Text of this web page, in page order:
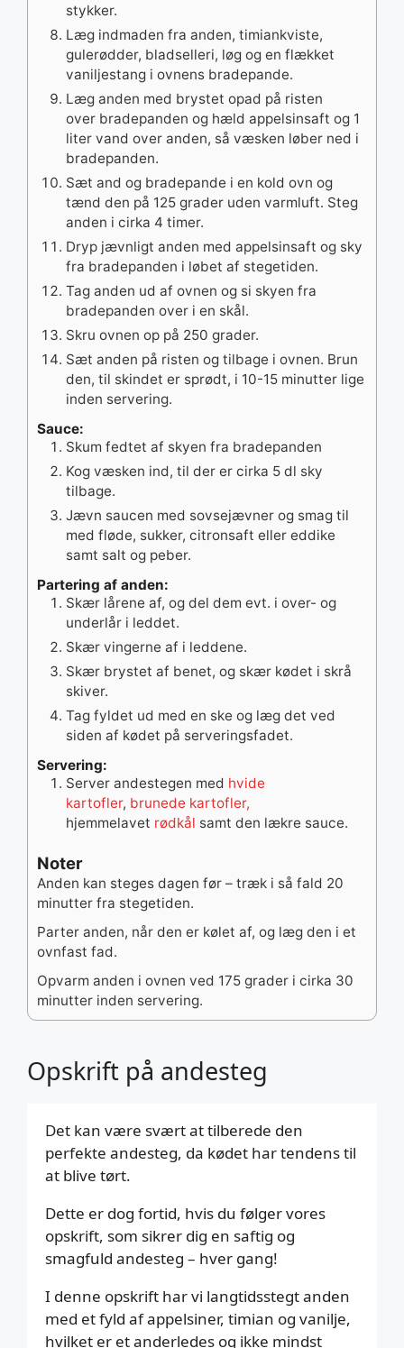
Opskrift på andesteg
Det kan være svært at tilberede den
perfekte andesteg, da kødet har tendens til
at blive tørt.
Dette er dog fortid, hvis du følger vores
opskrift, som sikrer dig en saftig og
smagfuld andesteg – hver gang!
I denne opskrift har vi langtidsstegt anden
med et fyld af appelsiner, timian og vanilje,
hvilket er et anderledes og ikke mindst
stykker.
Læg indmaden fra anden, timiankviste,
gulerødder, bladselleri, løg og en flækket
vaniljestang i ovnens bradepande.
Læg anden med brystet opad på risten
over bradepanden og hæld appelsinsaft og 1
liter vand over anden, så væsken løber ned i
bradepanden.
Sæt and og bradepande i en kold ovn og
tænd den på 125 grader uden varmluft. Steg
anden i cirka 4 timer.
Dryp jævnligt anden med appelsinsaft og sky
fra bradepanden i løbet af stegetiden.
Tag anden ud af ovnen og si skyen fra
bradepanden over i en skål.
Skru ovnen op på 250 grader.
Sæt anden på risten og tilbage i ovnen. Brun
den, til skindet er sprødt, i 10-15 minutter lige
inden servering.
Sauce:
Skum fedtet af skyen fra bradepanden
Kog væsken ind, til der er cirka 5 dl sky
tilbage.
Jævn saucen med sovsejævner og smag til
med fløde, sukker, citronsaft eller eddike
samt salt og peber.
Partering af anden:
Skær lårene af, og del dem evt. i over- og
underlår i leddet.
Skær vingerne af i leddene.
Skær brystet af benet, og skær kødet i skrå
skiver.
Tag fyldet ud med en ske og læg det ved
siden af kødet på serveringsfadet.
Servering:
Server andestegen med hvide
kartofler, brunede kartofler,
hjemmelavet rødkål samt den lækre sauce.
Noter
Anden kan steges dagen før – træk i så fald 20
minutter fra stegetiden.
Parter anden, når den er kølet af, og læg den i et
ovnfast fad.
Opvarm anden i ovnen ved 175 grader i cirka 30
minutter inden servering.